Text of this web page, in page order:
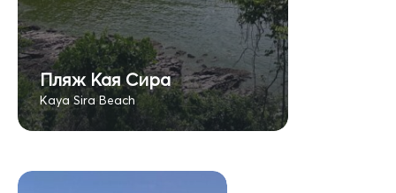
Пляж Кая Сира
Kaya Sira Beach